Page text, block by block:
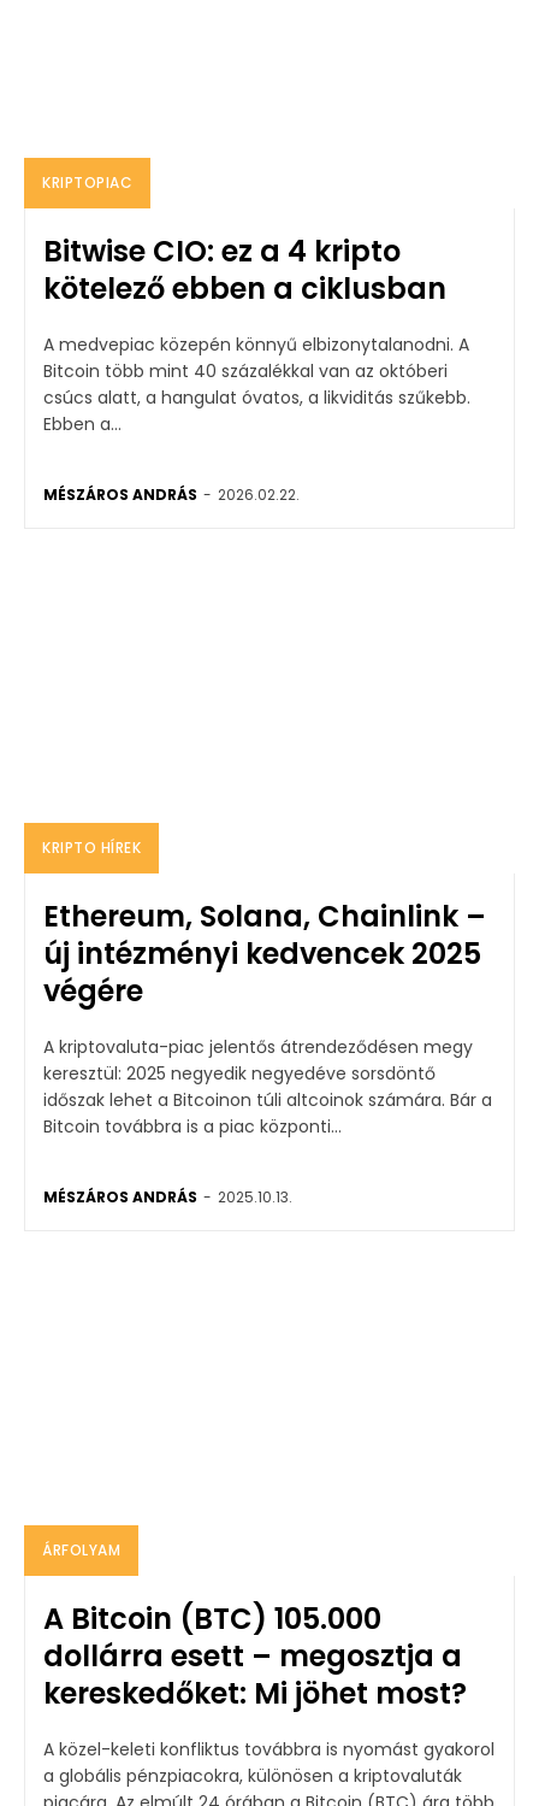
KRIPTOPIAC
Bitwise CIO: ez a 4 kripto
kötelező ebben a ciklusban
A medvepiac közepén könnyű elbizonytalanodni. A
Bitcoin több mint 40 százalékkal van az októberi
csúcs alatt, a hangulat óvatos, a likviditás szűkebb.
Ebben a...
MÉSZÁROS ANDRÁS - 2026.02.22.
KRIPTO HÍREK
Ethereum, Solana, Chainlink –
új intézményi kedvencek 2025
végére
A kriptovaluta-piac jelentős átrendeződésen megy
keresztül: 2025 negyedik negyedéve sorsdöntő
időszak lehet a Bitcoinon túli altcoinok számára. Bár a
Bitcoin továbbra is a piac központi...
MÉSZÁROS ANDRÁS - 2025.10.13.
ÁRFOLYAM
A Bitcoin (BTC) 105.000
dollárra esett – megosztja a
kereskedőket: Mi jöhet most?
A közel-keleti konfliktus továbbra is nyomást gyakorol
a globális pénzpiacokra, különösen a kriptovaluták